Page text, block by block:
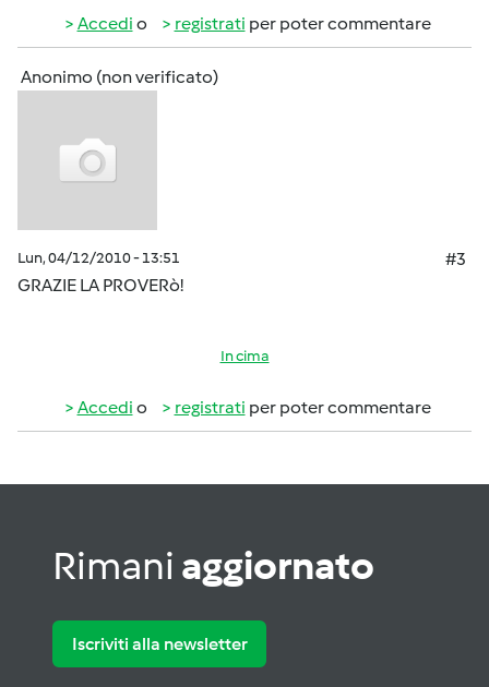
Accedi o registrati per poter commentare
Anonimo (non verificato)
Lun, 04/12/2010 - 13:51
#3
GRAZIE LA PROVERò!
In cima
Accedi o registrati per poter commentare
Rimani aggiornato
Iscriviti alla newsletter